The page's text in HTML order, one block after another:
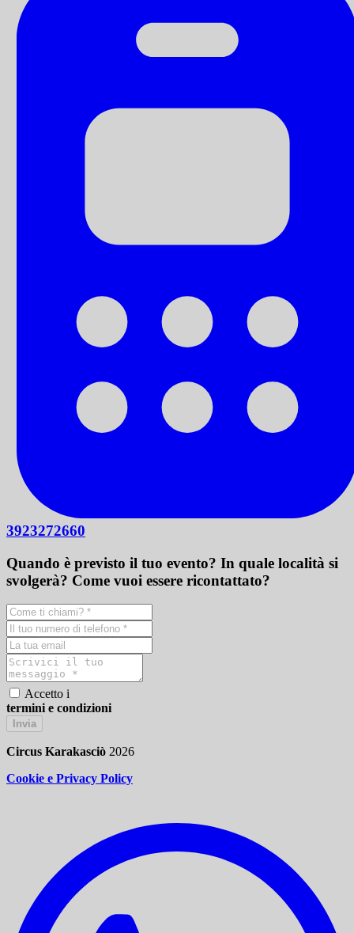
3923272660
Quando è previsto il tuo evento? In quale località si
svolgerà? Come vuoi essere ricontattato?
Accetto i
termini e condizioni
Invia
Circus Karakasciò 2026
Cookie e Privacy Policy